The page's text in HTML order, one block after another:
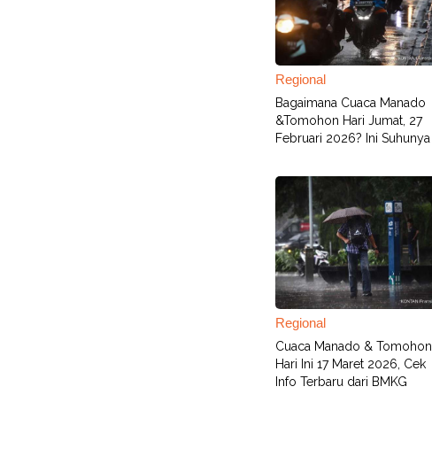
Regional
Bagaimana Cuaca Manado
&Tomohon Hari Jumat, 27
Februari 2026? Ini Suhunya
Regional
Cuaca Manado & Tomohon
Hari Ini 17 Maret 2026, Cek
Info Terbaru dari BMKG